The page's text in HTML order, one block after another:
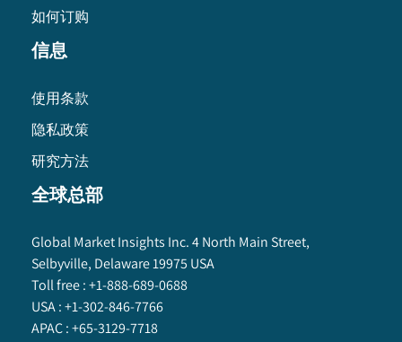
如何订购
信息
使用条款
隐私政策
研究方法
全球总部
Global Market Insights Inc. 4 North Main Street,
Selbyville, Delaware 19975 USA
Toll free :+1-888-689-0688
USA :+1-302-846-7766
APAC :+65-3129-7718